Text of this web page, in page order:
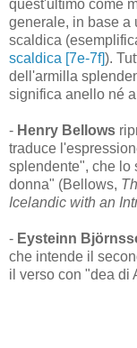
quest'ultimo come
generale, in base a
scaldica
scaldica [7e-7f]).
dell'armilla
significa anello né
- Henry Bellows
traduce
splendente", che lo
donna" (Bellows,
Icelandic with an
- Eysteinn
che intende il
il verso con "dea di